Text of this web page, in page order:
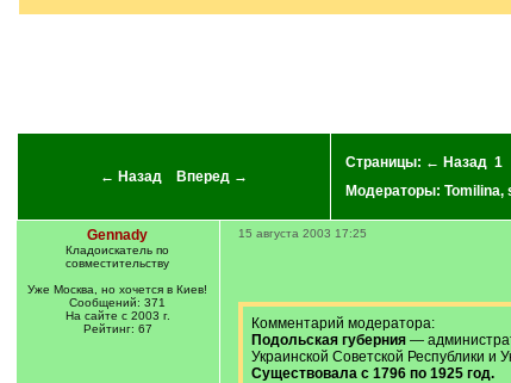
← Назад Вперед →
Страницы: ← Назад 1
Модераторы: Tomilina,
Gennady
Кладоискатель по
совместительству
Уже Москва, но хочется в Киев!
Сообщений: 371
На сайте с 2003 г.
Рейтинг: 67
15 августа 2003 17:25
Комментарий модератора:
Подольская губерния—
Украинской Советской Республики и
Существовала с 1796 по 1925 год.